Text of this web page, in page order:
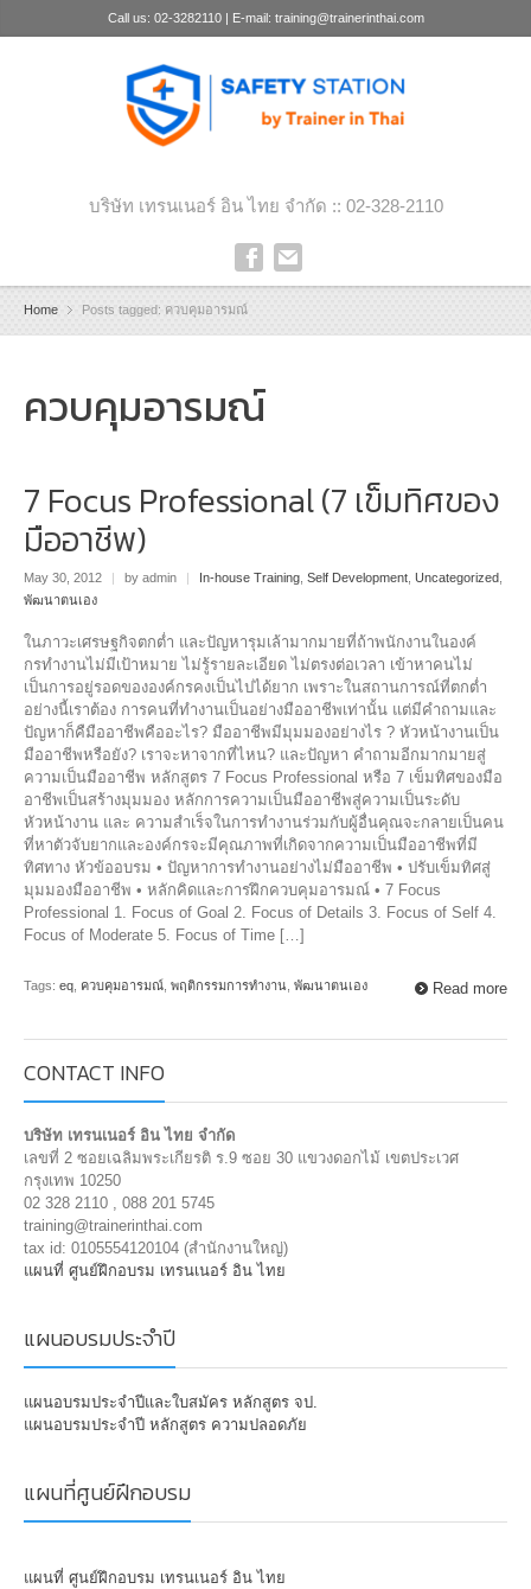
Call us: 02-3282110 | E-mail: training@trainerinthai.com
บริษัท เทรนเนอร์ อิน ไทย จำกัด :: 02-328-2110
Home Posts tagged: ควบคุมอารมณ์
ควบคุมอารมณ์
7 Focus Professional (7 เข็มทิศของ
มืออาชีพ)
May 30, 2012 | by admin | In-house Training Self Development Uncategorized
พัฒนาตนเอง
ในภาวะเศรษฐกิจตกตํ่า และปัญหารุมเล้ามากมายที่ถ้าพนักงานในองค์
กรทํางานไม่มีเป้าหมาย ไม่รู้รายละเอียด ไม่ตรงต่อเวลา เข้าหาคนไม่
เป็นการอยู่รอดขององค์กรคงเป็นไปได้ยาก เพราะในสถานการณ์ที่ตกตํ่า
อย่างนี้เราต้อง การคนที่ทํางานเป็นอย่างมืออาชีพเท่านั้น แต่มีคําถามและ
ปัญหาก็คืมืออาชีพคืออะไร? มืออาชีพมีมุมมองอย่างไร ? หัวหน้างานเป็น
มืออาชีพหรือยัง? เราจะหาจากที่ไหน? และปัญหา คําถามอีกมากมายสู่
ความเป็นมืออาชีพ หลักสูตร 7 Focus Professional หรือ 7 เข็มทิศของมือ
อาชีพเป็นสร้างมุมมอง หลักการความเป็นมืออาชีพสู่ความเป็นระดับ
หัวหน้างาน และ ความสำเร็จในการทํางานร่วมกับผู้อื่นคุณจะกลายเป็นคน
ที่หาตัวจับยากและองค์กรจะมีคุณภาพที่เกิดจากความเป็นมืออาชีพที่มี
ทิศทาง หัวข้ออบรม • ปัญหาการทํางานอย่างไม่มืออาชีพ • ปรับเข็มทิศสู่
มุมมองมืออาชีพ • หลักคิดและการฝึกควบคุมอารมณ์ • 7 Focus
Professional 1. Focus of Goal 2. Focus of Details 3. Focus of Self 4.
Focus of Moderate 5. Focus of Time […]
Tags: eq, ควบคุมอารมณ์, พฤติกรรมการทำงาน, พัฒนาตนเอง Read more
CONTACT INFO
บริษัท เทรนเนอร์ อิน ไทย จำกัด
เลขที่ 2 ซอยเฉลิมพระเกียรติ ร.9 ซอย 30 แขวงดอกไม้ เขตประเวศ
กรุงเทพ 10250
02 328 2110 , 088 201 5745
training@trainerinthai.com
tax id: 0105554120104 (สำนักงานใหญ่)
แผนที่ ศูนย์ฝึกอบรม เทรนเนอร์ อิน ไทย
แผนอบรมประจำปี
แผนอบรมประจำปีและใบสมัคร หลักสูตร จป.
แผนอบรมประจำปี หลักสูตร ความปลอดภัย
แผนที่ศูนย์ฝึกอบรม
แผนที่ ศูนย์ฝึกอบรม เทรนเนอร์ อิน ไทย